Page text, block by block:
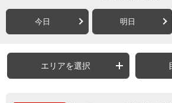
今日 明日
エリアを選択